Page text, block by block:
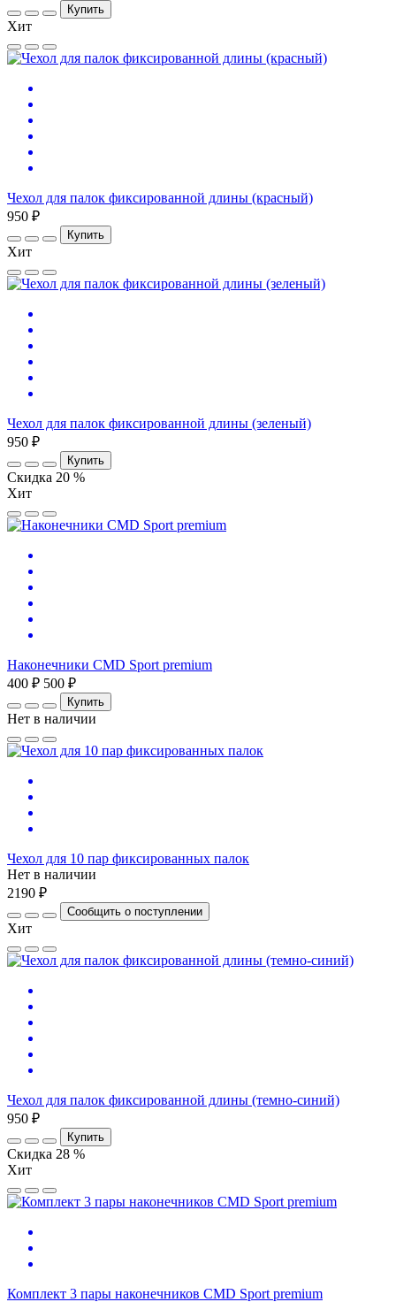
Купить
Хит
Чехол для палок фиксированной длины (красный)
950 ₽
Купить
Хит
Чехол для палок фиксированной длины (зеленый)
950 ₽
Купить
Скидка 20 %
Хит
Наконечники CMD Sport premium
400 ₽ 500 ₽
Купить
Нет в наличии
Чехол для 10 пар фиксированных палок
Нет в наличии
2190 ₽
Сообщить о поступлении
Хит
Чехол для палок фиксированной длины (темно-синий)
950 ₽
Купить
Скидка 28 %
Хит
Комплект 3 пары наконечников CMD Sport premium